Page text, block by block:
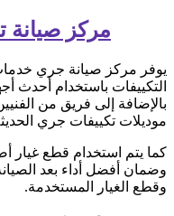
مركز صيانة
يوفر مركز صيانة جري
التكييفات باستخدام
بالإضافة إلى فريق من
موديلات تكييفات جري
كما يتم استخدام قطع غيار
وضمان أفضل أداء بعد
وقطع الغيار المستخدمة.